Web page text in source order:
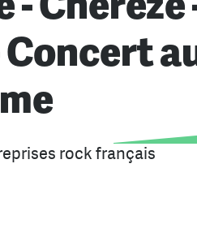
Concert
rock français